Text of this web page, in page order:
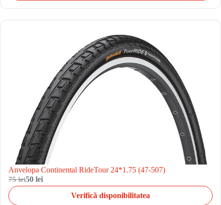
Anvelopa Continental RideTour 24*1.75 (47-507)
75 lei50 lei
Verifică disponibilitatea